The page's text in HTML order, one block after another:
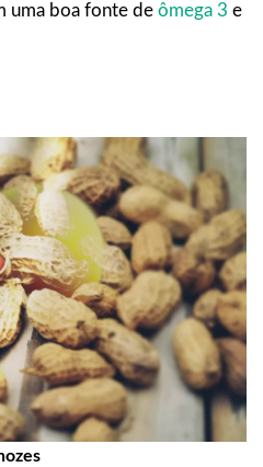
uma boa fonte de ômega 3 e